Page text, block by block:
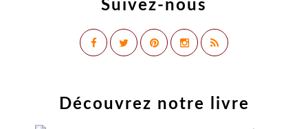
Suivez-nous
Découvrez notre livre